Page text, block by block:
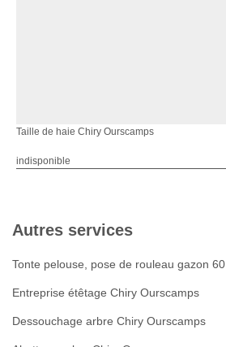
Taille de haie Chiry Ourscamps
indisponible
Autres services
Tonte pelouse, pose de rouleau gazon 60
Entreprise étêtage Chiry Ourscamps
Dessouchage arbre Chiry Ourscamps